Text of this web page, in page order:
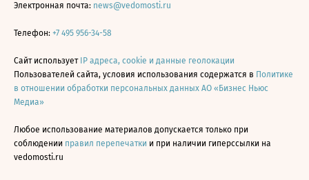
Электронная почта: news@vedomosti.ru
Телефон: +7 495 956-34-58
Сайт использует IP адреса, cookie и данные геолокации
Пользователей сайта, условия использования содержатся в Политике
в отношении обработки персональных данных АО «Бизнес Ньюс
Медиа»
Любое использование материалов допускается только при
соблюдении правил перепечатки и при наличии гиперссылки на
vedomosti.ru